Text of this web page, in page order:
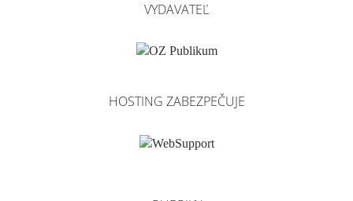
VYDAVATEĽ
HOSTING ZABEZPEČUJE